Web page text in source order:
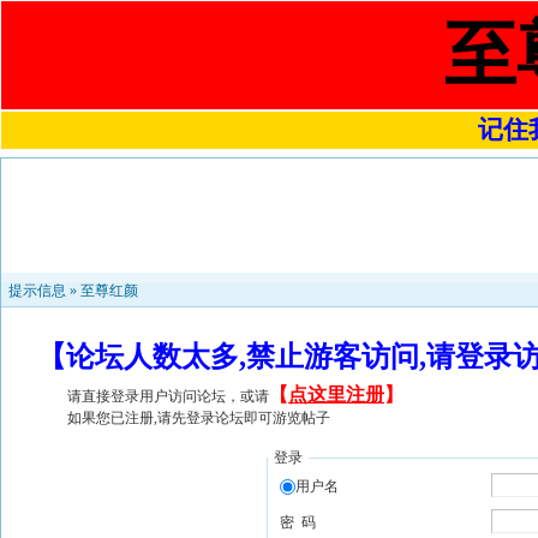
至
记住
提示信息 » 至尊红颜
【论坛人数太多,禁止游客访问,请登
请直接登录用户访问论坛，或请 【 点这里注册】
如果您已注册,请先登录论坛即可游览帖子
登录
用户名
密 码